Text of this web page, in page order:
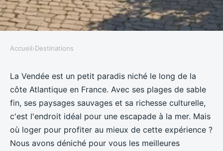
Meilleures locations en bord de
mer en Vendée
Dimitri •16 juillet 2023 •2 min de lecture
Accueil›Destinations
La Vendée est un petit paradis niché le long de la
côte Atlantique en France. Avec ses plages de sable
fin, ses paysages sauvages et sa richesse culturelle,
c'est l'endroit idéal pour une escapade à la mer. Mais
où loger pour profiter au mieux de cette expérience ?
Nous avons déniché pour vous les meilleures